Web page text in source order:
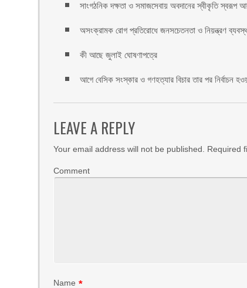
সাংগঠনিক দক্ষতা ও সমাজসেবায় অবদানের স্বীকৃতি স্বরূপ
অসংক্রামক রোগ প্রতিরোধে জনসচেতনতা ও নিয়ন্ত্রণ
কী আছে জুলাই ঘোষণাপত্রে
আগে বেসিক সংস্কার ও গণহত্যার বিচার তার পর নির্বাচন
LEAVE A REPLY
Your email address will not be published. Required
Comment
Name *